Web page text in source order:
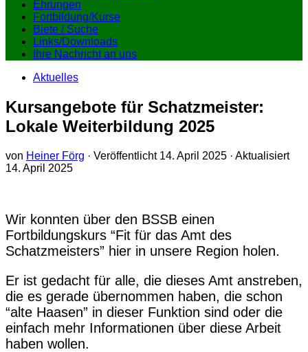
Ehrungen
Fortbildung/Kurse
Biete / Suche
Links/Downloads
Ihre Nachricht an uns
Aktuelles
Kursangebote für Schatzmeister:
Lokale Weiterbildung 2025
von Heiner Förg · Veröffentlicht 14. April 2025 · Aktualisiert
14. April 2025
Wir konnten über den BSSB einen
Fortbildungskurs “Fit für das Amt des
Schatzmeisters” hier in unsere Region holen.
Er ist gedacht für alle, die dieses Amt anstreben,
die es gerade übernommen haben, die schon
“alte Haasen” in dieser Funktion sind oder die
einfach mehr Informationen über diese Arbeit
haben wollen.